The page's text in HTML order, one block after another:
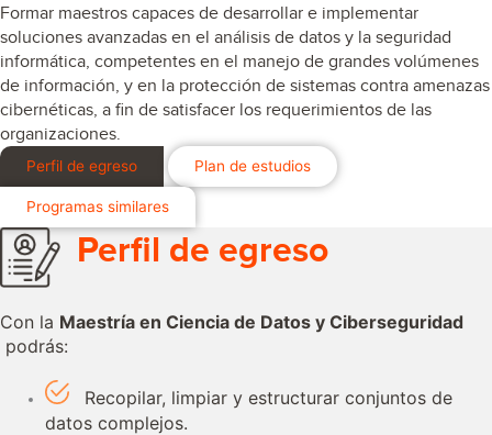
Formar maestros capaces de desarrollar e implementar
soluciones avanzadas en el análisis de datos y la seguridad
informática, competentes en el manejo de grandes volúmenes
de información, y en la protección de sistemas contra amenazas
cibernéticas, a fin de satisfacer los requerimientos de las
organizaciones.
Perfil de egreso Plan de estudios
Programas similares
Perfil de egreso
Con la Maestría en Ciencia de Datos y Ciberseguridad
podrás:
Recopilar, limpiar y estructurar conjuntos de
datos complejos.